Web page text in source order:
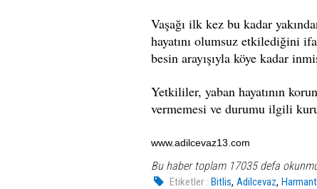
Vaşağı ilk kez bu kadar
hayatını olumsuz etkilediğini
besin arayışıyla köye kadar
Yetkililer, yaban hayatının
vermemesi ve durumu ilgili
www.adilcevaz13.com
Bu haber toplam 17035 defa
Etiketler : Bitlis,Adilcevaz,